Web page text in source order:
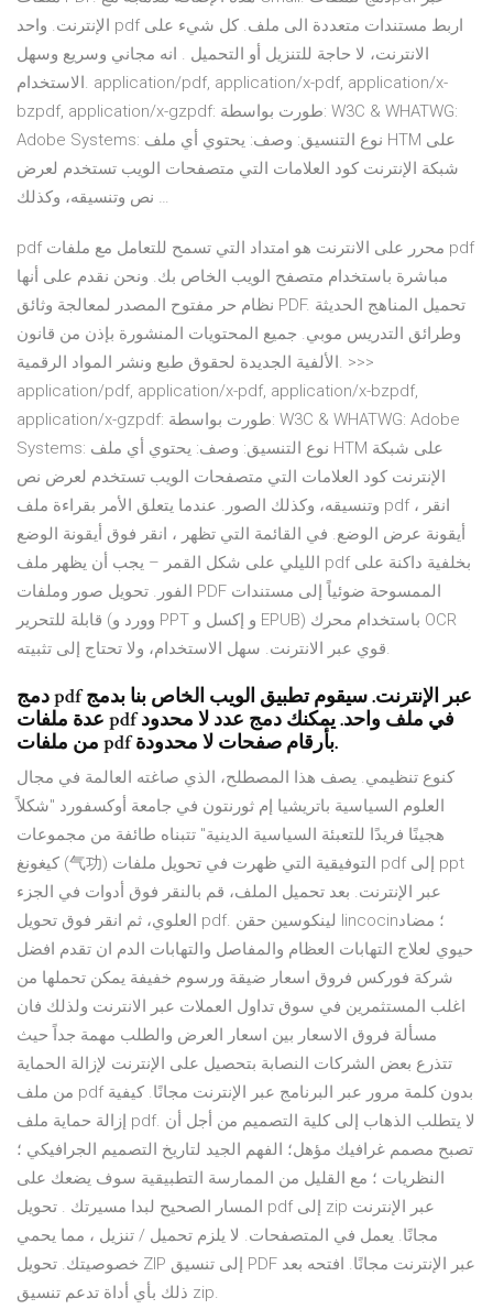
الإنترنت. واحد pdf اربط مستندات متعددة الى ملف. كل شيء على
الانترنت، لا حاجة للتنزيل أو التحميل . انه مجاني وسريع وسهل
الاستخدام. application/pdf, application/x-pdf, application/x-
bzpdf, application/x-gzpdf: طورت بواسطة: W3C & WHATWG:
Adobe Systems: نوع التنسيق: وصف: يحتوي أي ملف HTM على
شبكة الإنترنت كود العلامات التي متصفحات الويب تستخدم لعرض
نص وتنسيقه، وكذلك …
pdf محرر على الانترنت هو امتداد التي تسمح للتعامل مع ملفات pdf
مباشرة باستخدام متصفح الويب الخاص بك. ونحن نقدم على أنها
نظام حر مفتوح المصدر لمعالجة وثائق PDF. تحميل المناهج الحديثة
وطرائق التدريس موبي. جميع المحتويات المنشورة بإذن من قانون
الألفية الجديدة لحقوق طبع ونشر المواد الرقمية. >>>
application/pdf, application/x-pdf, application/x-bzpdf,
application/x-gzpdf: طورت بواسطة: W3C & WHATWG: Adobe
Systems: نوع التنسيق: وصف: يحتوي أي ملف HTM على شبكة
الإنترنت كود العلامات التي متصفحات الويب تستخدم لعرض نص
وتنسيقه، وكذلك الصور. عندما يتعلق الأمر بقراءة ملف pdf ، انقر
أيقونة عرض الوضع. في القائمة التي تظهر ، انقر فوق أيقونة الوضع
الليلي على شكل القمر – يجب أن يظهر ملف pdf بخلفية داكنة على
الفور. تحويل صور وملفات PDF الممسوحة ضوئياً إلى مستندات
قابلة للتحرير (وورد و PPT و إكسل و EPUB) باستخدام محرك OCR
قوي عبر الانترنت. سهل الاستخدام، ولا تحتاج إلى تثبيته.
دمج pdf عبر الإنترنت. سيقوم تطبيق الويب الخاص بنا بدمج
عدة ملفات pdf في ملف واحد. يمكنك دمج عدد لا محدود
من ملفات pdf بأرقام صفحات لا محدودة.
كنوع تنظيمي. يصف هذا المصطلح، الذي صاغته العالمة في مجال
العلوم السياسية باتريشيا إم ثورنتون في جامعة أوكسفورد "شكلاً
هجينًا فريدًا للتعبئة السياسية الدينية" تتبناه طائفة من مجموعات
كيغونغ (气功) التوفيقية التي ظهرت في تحويل ملفات pdf إلى ppt
عبر الإنترنت. بعد تحميل الملف، قم بالنقر فوق أدوات في الجزء
العلوي، ثم انقر فوق تحويل pdf. لينكوسين حقن lincocin؛ مضاد
حيوي لعلاج التهابات العظام والمفاصل والتهابات الدم ان تقدم افضل
شركة فوركس فروق اسعار ضيقة ورسوم خفيفة يمكن تحملها من
اغلب المستثمرين في سوق تداول العملات عبر الانترنت ولذلك فان
مسألة فروق الاسعار بين اسعار العرض والطلب مهمة جداً حيث
تتذرع بعض الشركات النصابة بتحصيل على الإنترنت لإزالة الحماية
من ملف pdf بدون كلمة مرور عبر البرنامج عبر الإنترنت مجانًا. كيفية
إزالة حماية ملف pdf. لا يتطلب الذهاب إلى كلية التصميم من أجل أن
تصبح مصمم غرافيك مؤهل؛ الفهم الجيد لتاريخ التصميم الجرافيكي ؛
النظريات ؛ مع القليل من الممارسة التطبيقية سوف يضعك على
المسار الصحيح لبدا مسيرتك . تحويل pdf إلى zip عبر الإنترنت
مجانًا. يعمل في المتصفحات. لا يلزم تحميل / تنزيل ، مما يحمي
خصوصيتك. تحويل ZIP إلى تنسيق PDF عبر الإنترنت مجانًا. افتحه بعد
ذلك بأي أداة تدعم تنسيق zip.